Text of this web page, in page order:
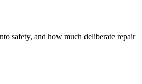
safety, and how much deliberate repair